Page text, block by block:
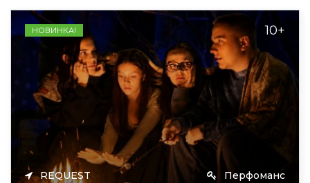
НОВИНКА! 10+
REQUEST Перфоманс